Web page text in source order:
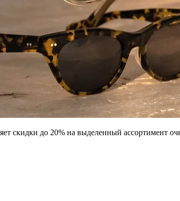
скидки до 20% на выделенный ассортимент